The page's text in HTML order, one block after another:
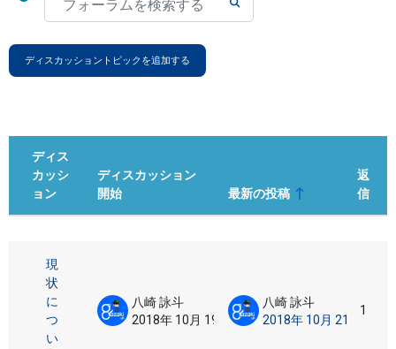
フォーラムを検索する
ディスカッショントピックを追加する
ディス
カッシ
ョン
ディスカッション
開始
最新の投稿
返
信
現
状
に
つ
い
八崎 詠斗
2018年 10月 19日
八崎 詠斗
2018年 10月 21日
1